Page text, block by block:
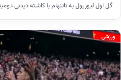
گل اول لیورپول به تاتنهام با کاشته دیدنی
ورزشی